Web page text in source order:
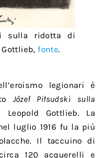
sulla ridotta di
Gottlieb,fonte.
legionari è
Józef Piłsudski sulla
Leopold Gottlieb. La
luglio 1916 fu la più
Il taccuino di
120 acquerelli e